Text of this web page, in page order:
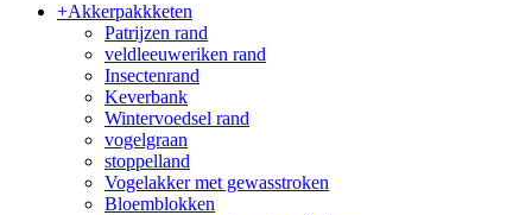
+Akkerpakkketen
Patrijzen rand
veldleeuweriken rand
Insectenrand
Keverbank
Wintervoedsel rand
vogelgraan
stoppelland
Vogelakker met gewasstroken
Bloemblokken